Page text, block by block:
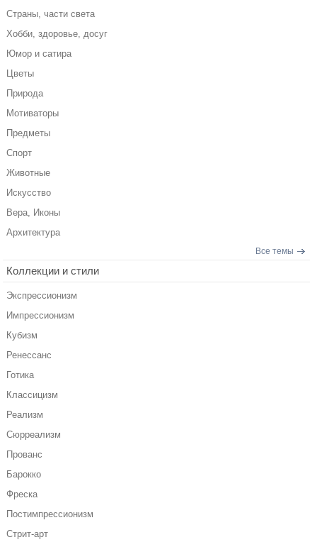
Страны, части света
Хобби, здоровье, досуг
Юмор и сатира
Цветы
Природа
Мотиваторы
Предметы
Спорт
Животные
Искусство
Вера, Иконы
Архитектура
Все темы
Коллекции и стили
Экспрессионизм
Импрессионизм
Кубизм
Ренессанс
Готика
Классицизм
Реализм
Сюрреализм
Прованс
Барокко
Фреска
Постимпрессионизм
Стрит-арт